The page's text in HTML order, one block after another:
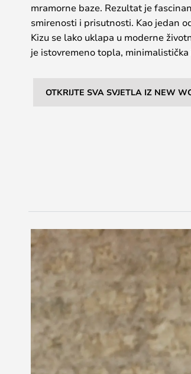
mramorne baze. Rezultat je
smirenosti i prisutnosti. Kao jedan
Kizu se lako uklapa u moderne
je istovremeno topla, minimalistička
OTKRIJTE SVA SVJETLA IZ NEW